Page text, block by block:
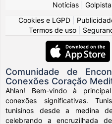
Notícias
Cookies e LGPD
Termos de uso
Comunidade de
Conexões Coração
Ahlan! Bem-vindo à
conexões significativas.
tunisinos desde a medina
celebrando a encruzilhada